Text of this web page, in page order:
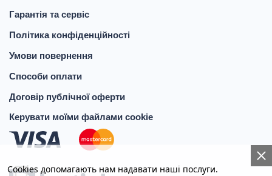
Cookies допомагають нам надавати наші послуги.
Гарантія та сервіс
Політика конфіденційності
Умови повернення
Способи оплати
Договір публічної оферти
Керувати моїми файлами cookie